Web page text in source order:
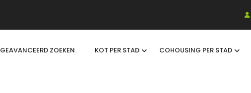
GEAVANCEERD ZOEKEN KOT PER STAD COHOUSING PER STAD